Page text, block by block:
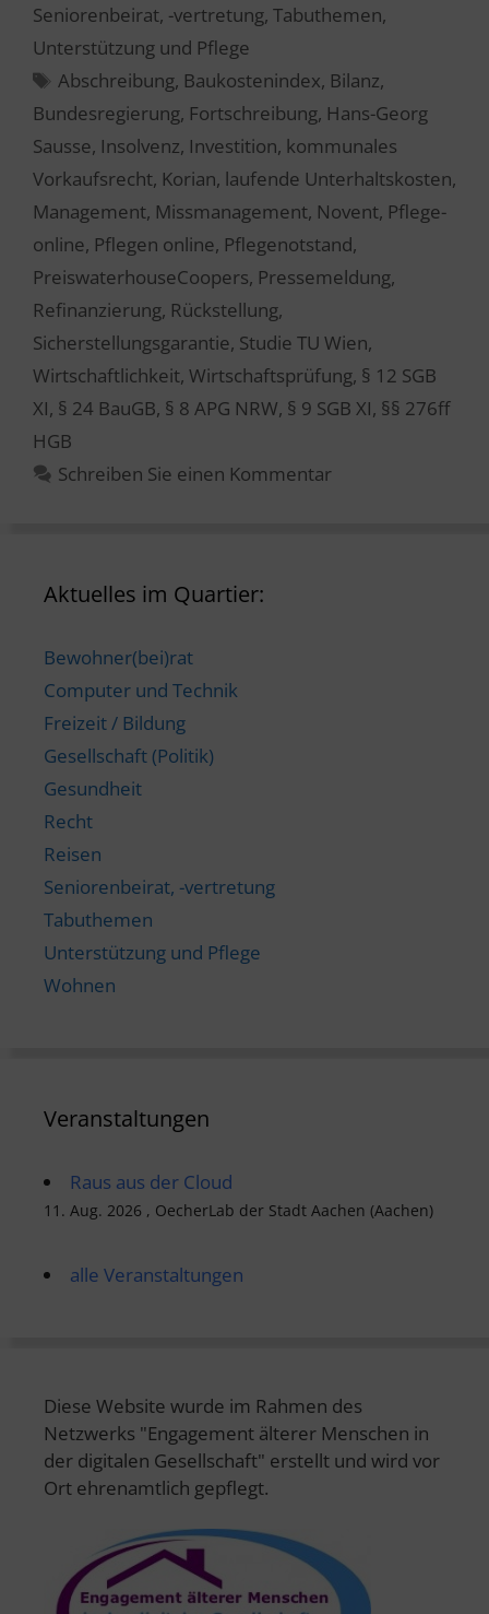
Seniorenbeirat, -vertretung, Tabuthemen,
Unterstützung und Pflege
Schlagwörter
Abschreibung, Baukostenindex, Bilanz,
Bundesregierung, Fortschreibung, Hans-Georg
Sausse, Insolvenz, Investition, kommunales
Vorkaufsrecht, Korian, laufende Unterhaltskosten,
Management, Missmanagement, Novent, Pflege-
online, Pflegen online, Pflegenotstand,
PreiswaterhouseCoopers, Pressemeldung,
Refinanzierung, Rückstellung,
Sicherstellungsgarantie, Studie TU Wien,
Wirtschaftlichkeit, Wirtschaftsprüfung, § 12 SGB
XI, § 24 BauGB, § 8 APG NRW, § 9 SGB XI, §§ 276ff
HGB
Schreiben Sie einen Kommentar
Aktuelles im Quartier:
Bewohner(bei)rat
Computer und Technik
Freizeit / Bildung
Gesellschaft (Politik)
Gesundheit
Recht
Reisen
Seniorenbeirat, -vertretung
Tabuthemen
Unterstützung und Pflege
Wohnen
Veranstaltungen
Raus aus der Cloud
11. Aug. 2026 , OecherLab der Stadt Aachen (Aachen)
alle Veranstaltungen
Diese Website wurde im Rahmen des
Netzwerks "Engagement älterer Menschen in
der digitalen Gesellschaft" erstellt und wird vor
Ort ehrenamtlich gepflegt.